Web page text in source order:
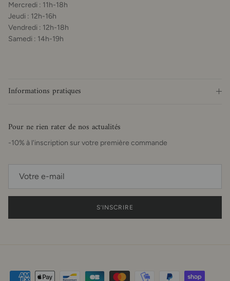
Mercredi : 11h-18h
Jeudi : 12h-16h
Vendredi : 12h-18h
Samedi : 14h-19h
Informations pratiques
Pour ne rien rater de nos actualités
-10% à l'inscription sur votre première commande
S’INSCRIRE